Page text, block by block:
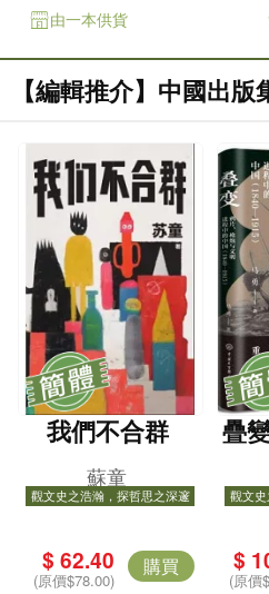
由一本供貨
【編輯推介】中國出
我們不合群
蘇童
觀文史之浩瀚，探哲思之深邃
$ 62.40
(原價$78.00)
購買
疊
槍
中
觀文
$
(原價